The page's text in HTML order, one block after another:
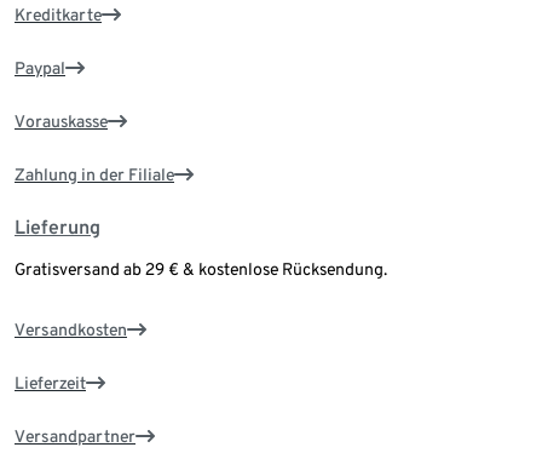
Kreditkarte
Paypal
Vorauskasse
Zahlung in der Filiale
Lieferung
Gratisversand ab 29 € & kostenlose Rücksendung.
Versandkosten
Lieferzeit
Versandpartner